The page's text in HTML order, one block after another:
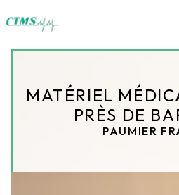
MATÉRIEL
PRÈS DE
PAUMIER